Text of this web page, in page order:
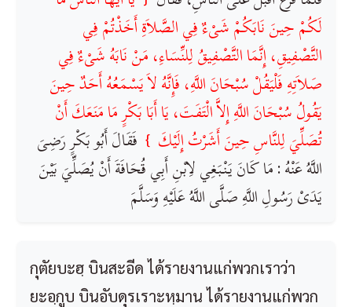
لَكُمْ حِينَ نَابَكُمْ شَىْءٌ فِي الصَّلاَةِ أَخَذْتُمْ فِي
التَّصْفِيقِ، إِنَّمَا التَّصْفِيقُ لِلنِّسَاءِ، مَنْ نَابَهُ شَىْءٌ فِي
صَلاَتِهِ فَلْيَقُلْ سُبْحَانَ اللَّهِ‏، فَإِنَّهُ لاَ يَسْمَعُهُ أَحَدٌ حِينَ
يَقُولُ سُبْحَانَ اللَّهِ إِلاَّ الْتَفَتَ، يَا أَبَا بَكْرٍ مَا مَنَعَكَ أَنْ
تُصَلِّيَ لِلنَّاسِ حِينَ أَشَرْتُ إِلَيْكَ ‏ } ‏ فَقَالَ أَبُو بَكْرٍ رَضِىَ
اللَّهُ عَنْهُ : مَا كَانَ يَنْبَغِي لاِبْنِ أَبِي قُحَافَةَ أَنْ يُصَلِّيَ بَيْنَ
يَدَىْ رَسُولِ اللَّهِ صَلَّى اللَّهُ عَلَيْهِ وَسَلَّمَ
กุตัยบะฮฺ บินสะอีด ได้รายงานแก่พวกเราว่า
ยะอฺกูบ บินอับดุรเราะหฺมาน ได้รายงานแก่พวก